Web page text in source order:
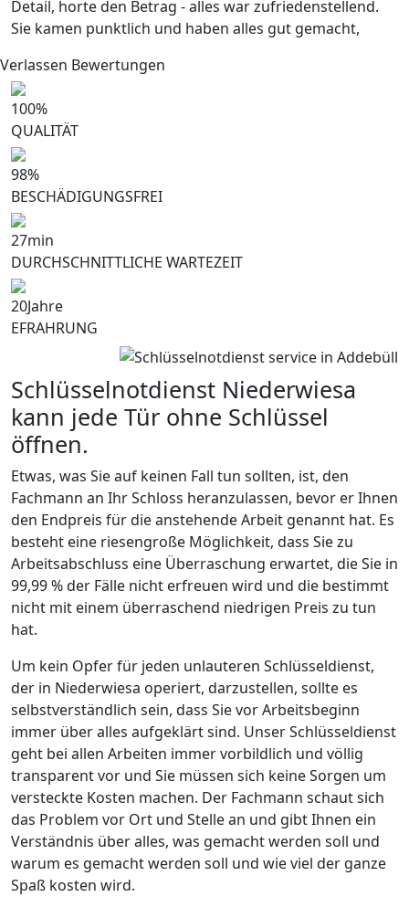
Detail, horte den Betrag - alles war zufriedenstellend.
Sie kamen punktlich und haben alles gut gemacht,
Verlassen Bewertungen
100%
QUALITÄT
98%
BESCHÄDIGUNGSFREI
27min
DURCHSCHNITTLICHE WARTEZEIT
20Jahre
EFRAHRUNG
Schlüsselnotdienst Niederwiesa
kann jede Tür ohne Schlüssel
öffnen.
Etwas, was Sie auf keinen Fall tun sollten, ist, den
Fachmann an Ihr Schloss heranzulassen, bevor er Ihnen
den Endpreis für die anstehende Arbeit genannt hat. Es
besteht eine riesengroße Möglichkeit, dass Sie zu
Arbeitsabschluss eine Überraschung erwartet, die Sie in
99,99 % der Fälle nicht erfreuen wird und die bestimmt
nicht mit einem überraschend niedrigen Preis zu tun
hat.
Um kein Opfer für jeden unlauteren Schlüsseldienst,
der in Niederwiesa operiert, darzustellen, sollte es
selbstverständlich sein, dass Sie vor Arbeitsbeginn
immer über alles aufgeklärt sind. Unser Schlüsseldienst
geht bei allen Arbeiten immer vorbildlich und völlig
transparent vor und Sie müssen sich keine Sorgen um
versteckte Kosten machen. Der Fachmann schaut sich
das Problem vor Ort und Stelle an und gibt Ihnen ein
Verständnis über alles, was gemacht werden soll und
warum es gemacht werden soll und wie viel der ganze
Spaß kosten wird.